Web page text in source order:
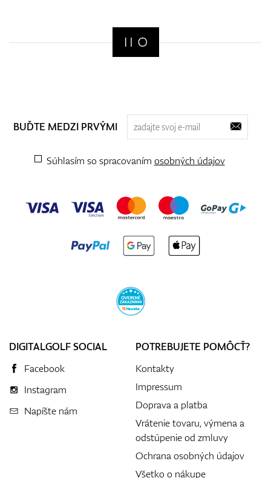
BUĎTE MEDZI PRVÝMI
Súhlasím so spracovaním osobných údajov
DIGITALGOLF SOCIAL
Facebook
Instagram
Napíšte nám
POTREBUJETE POMÔCŤ?
Kontakty
Impressum
Doprava a platba
Vrátenie tovaru, výmena a
odstúpenie od zmluvy
Ochrana osobných údajov
Všetko o nákupe